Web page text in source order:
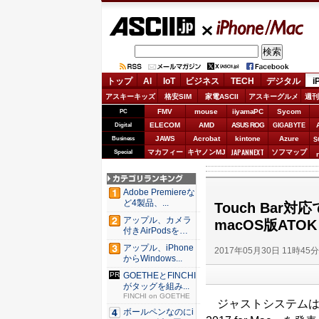
iPhone/Mac
トップ AI IoT ビジネス TECH デジタル
アスキーキッズ 格安SIM 家電ASCII アスキーグルメ 週
PC FMV mouse iiyamaPC Sycom
Digital ELECOM AMD ASUS ROG GIGABYTE
Business JAWS Acrobat kintone Azure
Special マカフィー キヤノンMJ JAPANNEXT ソフマップ
Touch Bar対応
macOS版
2017年05月30日 11時45
ジャストシステム
Adobe Premiereな
ど4製品、...
アップル、カメラ
付きAirPodsを年
内...
アップル、iPhone
からWindows...
GOETHEとFINCHI
がタッグを組み...
FINCHI on GOETHE
ボールペンなのにi